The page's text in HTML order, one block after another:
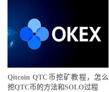
Qitcoin QTC币挖矿教程，怎么
挖QTC币的方法和SOLO过程